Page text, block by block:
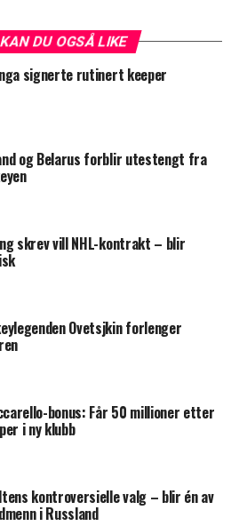
DU OGSÅ LIKE
signerte rutinert keeper
og Belarus forblir utestengt fra
skrev vill NHL-kontrakt – blir
Ovetsjkin forlenger
bonus: Får 50 millioner etter
i ny klubb
kontroversielle valg – blir én av
i Russland